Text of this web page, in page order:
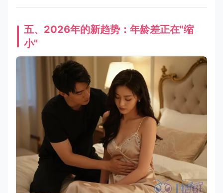
五、2026年的新趋势：年龄差正在"缩
小"